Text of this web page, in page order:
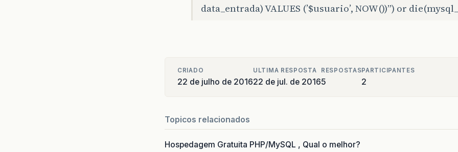
data_entrada) VALUES (’$usuario’, NOW())”) or
CRIADO
22 de julho de 2016
ULTIMA RESPOSTA
22 de jul. de 2016
RESPOSTAS
5
PARTICIPANTES
2
Topicos relacionados
Hospedagem Gratuita PHP/MySQL , Qual o melhor?